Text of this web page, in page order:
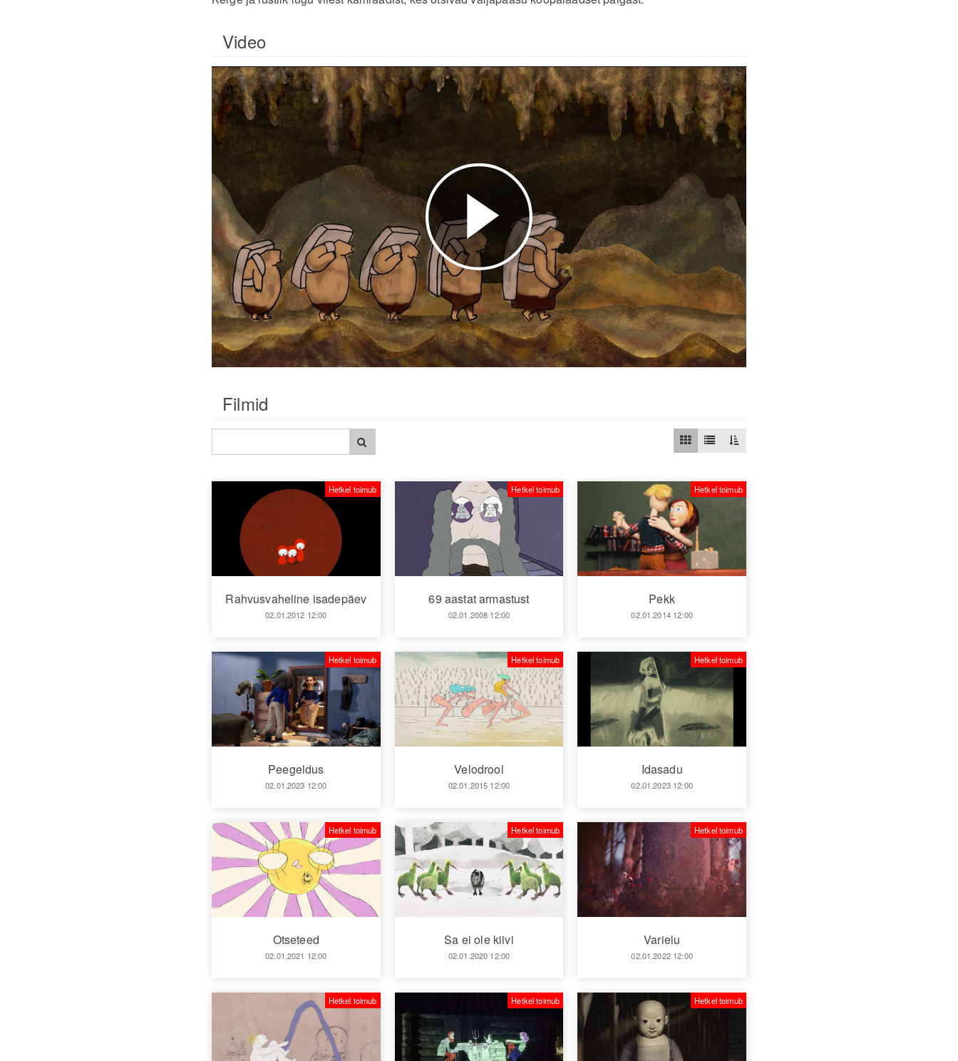
Video
Esita
video
Filmid
Rahvusvaheline isadepäev
02.01.2012 12:00
Hetkel toimub
69 aastat armastust
02.01.2008 12:00
Hetkel toimub
Pekk
02.01.2014 12:00
Hetkel toimub
Peegeldus
02.01.2023 12:00
Hetkel toimub
Velodrool
02.01.2015 12:00
Hetkel toimub
Idasadu
02.01.2023 12:00
Hetkel toimub
Otseteed
02.01.2021 12:00
Hetkel toimub
Sa ei ole kiivi
02.01.2020 12:00
Hetkel toimub
Varielu
02.01.2022 12:00
Hetkel toimub
Hetkel toimub Hetkel toimub Hetkel toimub